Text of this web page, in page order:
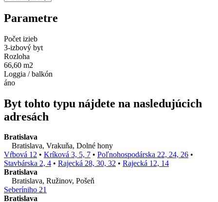
Parametre
Počet izieb
3-izbový byt
Rozloha
66,60 m2
Loggia / balkón
áno
Byt tohto typu nájdete na nasledujúcich
adresách
Bratislava
Bratislava, Vrakuňa, Dolné hony
Vŕbová 12 • Kríková 3, 5, 7 • Poľnohospodárska 22, 24, 26 •
Stavbárska 2, 4 • Rajecká 28, 30, 32 • Rajecká 12, 14
Bratislava
Bratislava, Ružinov, Pošeň
Seberíniho 21
Bratislava